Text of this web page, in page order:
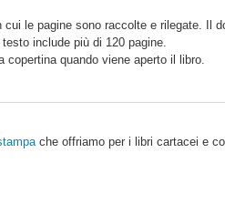
cui le pagine sono raccolte e rilegate. Il
include più di 120 pagine.
copertina quando viene aperto il libro.
che offriamo per i libri cartacei e